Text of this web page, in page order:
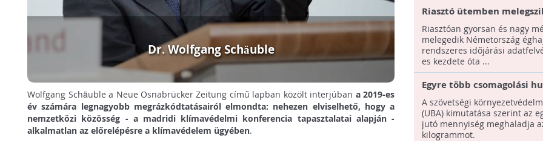
Dr. Wolfgang Schäuble
Wolfgang Schäuble a Neue Osnabrücker Zeitung című lapban közölt interjúban a 2019-es
év számára legnagyobb megrázkódtatásairól elmondta: nehezen elviselhető, hogy a
nemzetközi közösség - a madridi klímavédelmi konferencia tapasztalatai alapján -
alkalmatlan az előrelépésre a klímavédelem ügyében.
Riasztó ütemben
Németország éghajlata
Riasztóan gyorsan és nagy
melegedik Németország
rendszeres időjárási
es kezdete óta ...
Egyre több csomagolási
keletkezik
A szövetségi
(UBA) kimutatása szerint az
jutó mennyiség meghaladja
kilogrammot.